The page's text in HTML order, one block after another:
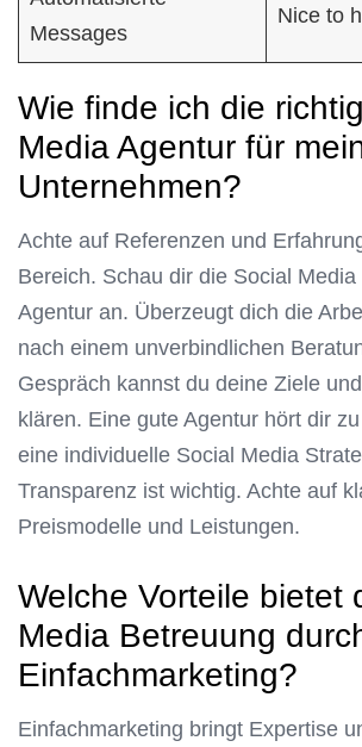
Messages
Nice to
Wie finde ich die
Media Agentur für
Unternehmen?
Achte auf Referenzen und
Bereich. Schau dir die Social
Agentur an. Überzeugt dich die
nach einem unverbindlichen
Gespräch kannst du deine Ziele
klären. Eine gute Agentur hört dir
eine individuelle Social Media
Transparenz ist wichtig. Achte auf
Preismodelle und Leistungen.
Welche Vorteile bietet
Media Betreuung
Einfachmarketing?
Einfachmarketing bringt Expertise